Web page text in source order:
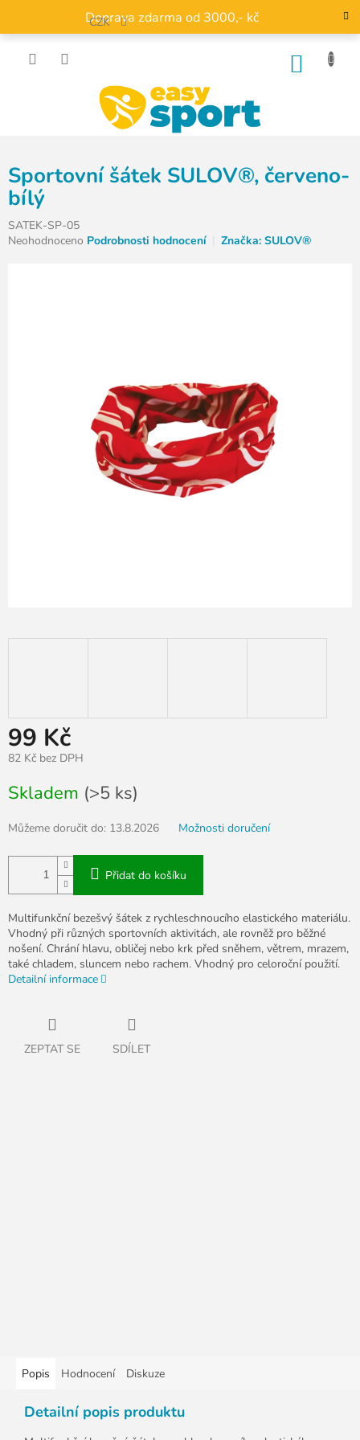
obsah
Doprava zdarma od 3000,- kč
CZK
Sportovní šátek SULOV®, červeno-
bílý
SATEK-SP-05
Průměrné
Neohodnoceno Podrobnosti hodnocení Značka: SULOV®
99 Kč
82 Kč bez DPH
cena:
Skladem (>5 ks)
Můžeme doručit do: 13.8.2026 Možnosti doručení
Přidat do košíku
Multifunkční bezešvý šátek z rychleschnoucího elastického materiálu.
Vhodný při různých sportovních aktivitách, ale rovněž pro běžné
nošení. Chrání hlavu, obličej nebo krk před sněhem, větrem, mrazem,
také chladem, sluncem nebo rachem. Vhodný pro celoroční použití.
Detailní informace
ZEPTAT SE SDÍLET
Popis Hodnocení Diskuze
Detailní popis produktu